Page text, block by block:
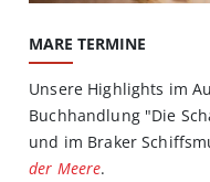
MARE TERMINE
Unsere Highlights im
Buchhandlung "Die
und im Braker
der Meere.